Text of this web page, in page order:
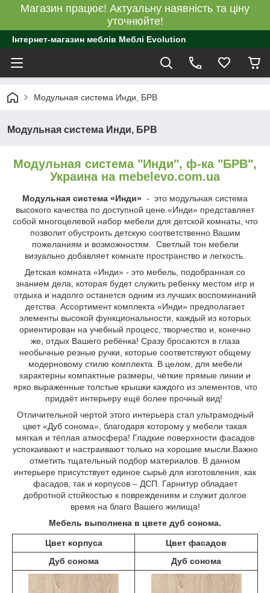
Магазин працює! Актуальну наявність та ціну
уточнюйте!
Інтернет-магазин меблів Меблі Evolution
Модульная система Инди, БРВ
Модульная система Инди, БРВ
Модульная система "Инди", ф-ка "БРВ",
Украина на mebelevo.com.ua
Модульная система «Инди» - это модульная система
высокого качества по доступной цене.«Инди» представляет
собой многоцелевой набор мебели для детской комнаты, что
позволит обустроить детскую соответственно Вашим
пожеланиям и возможностям. Светлый тон мебели
визуально добавляет комнате пространство и легкость.
Детская комната «Инди» - это мебель, подобранная со
знанием дела, которая будет служить ребенку местом игр и
отдыха и надолго останется одним из лучших воспоминаний
детства. Ассортимент комплекта «Инди» предполагает
элементы высокой функциональности, каждый из которых
ориентирован на учебный процесс, творчество и, конечно
же, отдых Вашего ребёнка! Сразу бросаются в глаза
необычные резные ручки, которые соответствуют общему
модерновому стилю комплекта. В целом, для мебели
характерны компактные размеры, чёткие прямые линии и
ярко выраженные толстые крышки каждого из элементов, что
придаёт интерьеру ещё более прочный вид!
Отличительной чертой этого интерьера стал ультрамодный
цвет «Дуб сонома», благодаря которому у мебели такая
мягкая и тёплая атмосфера! Гладкие поверхности фасадов
успокаивают и настраивают только на хорошие мысли.Важно
отметить тщательный подбор материалов. В данном
интерьере присутствует единое сырьё для изготовления, как
фасадов, так и корпусов – ДСП. Гарнитур обладает
добротной стойкостью к повреждениям и служит долгое
время на благо Вашего жилища!
Мебель выполнена в цвете дуб сонома.
Цвет корпуса
Цвет фасадов
Дуб сонома
Дуб сонома